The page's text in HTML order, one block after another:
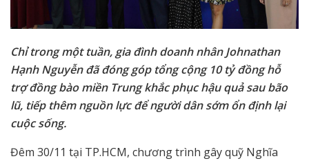
Chỉ trong một tuần, gia đình doanh nhân Johnathan
Hạnh Nguyễn đã đóng góp tổng cộng 10 tỷ đồng hỗ
trợ đồng bào miền Trung khắc phục hậu quả sau bão
lũ, tiếp thêm nguồn lực để người dân sớm ổn định lại
cuộc sống.
Đêm 30/11 tại TP.HCM, chương trình gây quỹ Nghĩa